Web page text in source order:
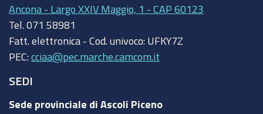
Ancona - Largo XXIV Maggio, 1 - CAP 60123
Tel. 071 58981
Fatt. elettronica - Cod. univoco: UFKY7Z
PEC: cciaa@pec.marche.camcom.it
SEDI
Sede provinciale di Ascoli Piceno